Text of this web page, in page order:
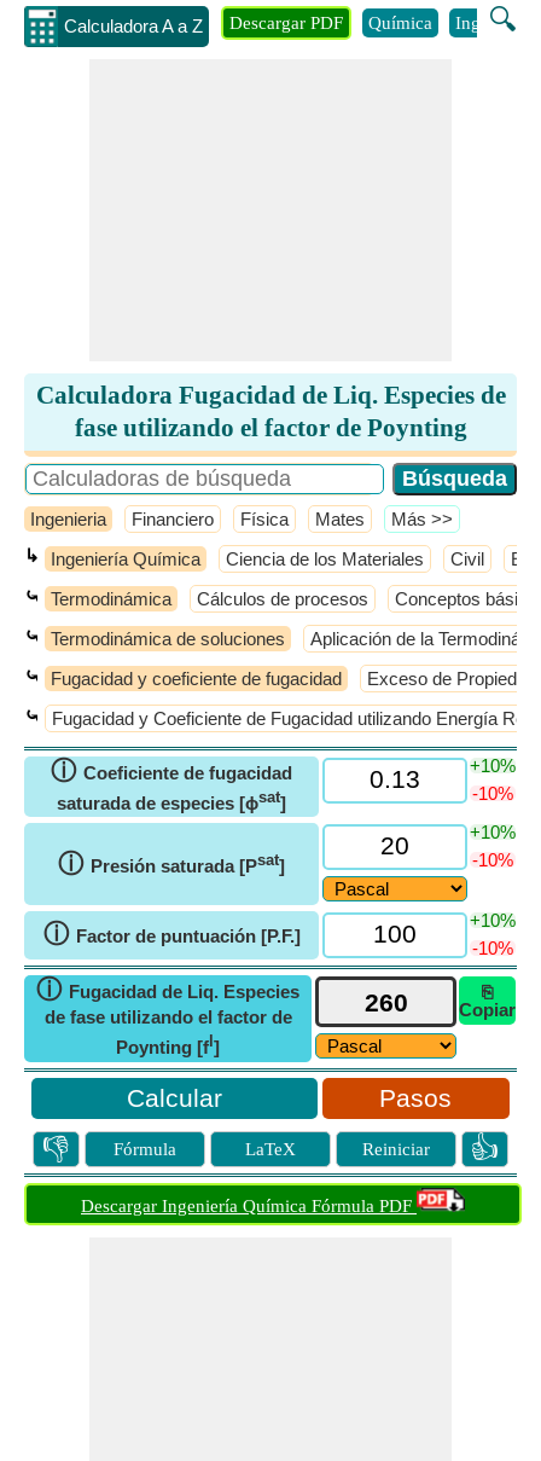
Calculadora A a Z 🔍
Descargar PDF Química Ingenieria
Calculadora Fugacidad de Liq. Especies de
fase utilizando el factor de Poynting
Ingenieria Financiero Física Mates ​Más >>
↳ Ingeniería Química Ciencia de los Materiales Civil
⤿ Termodinámica Cálculos de procesos Conceptos
⤿ Termodinámica de soluciones Aplicación de la
⤿ Fugacidad y coeficiente de fugacidad Exceso de
⤿ Fugacidad y Coeficiente de Fugacidad utilizando Energía
ⓘ Coeficiente de fugacidad
saturada de especies [ϕsat]
+10%
-10%
ⓘ Presión saturada [Psat]
+10%
-10%
ⓘ Factor de puntuación [P.F.]
+10%
-10%
ⓘ Fugacidad de Liq. Especies
de fase utilizando el factor de
Poynting [f ]
⎘
Copiar
Pasos
👎 Fórmula LaTeX Reiniciar 👍
Descargar Ingeniería Química Fórmula PDF